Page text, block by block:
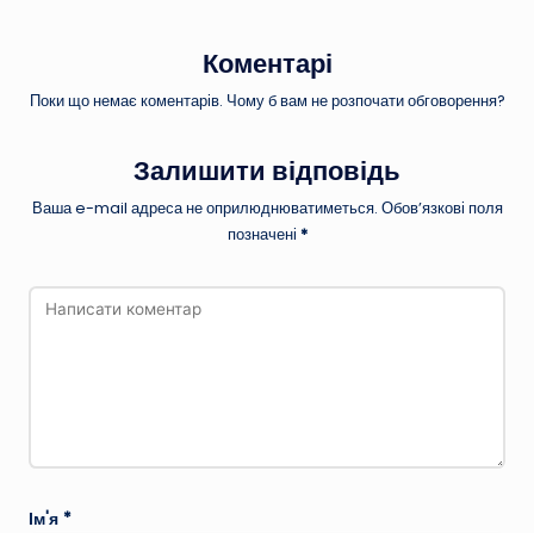
Коментарі
Поки що немає коментарів. Чому б вам не розпочати обговорення?
Залишити відповідь
Ваша e-mail адреса не оприлюднюватиметься. Обов’язкові поля
позначені *
Ім'я *